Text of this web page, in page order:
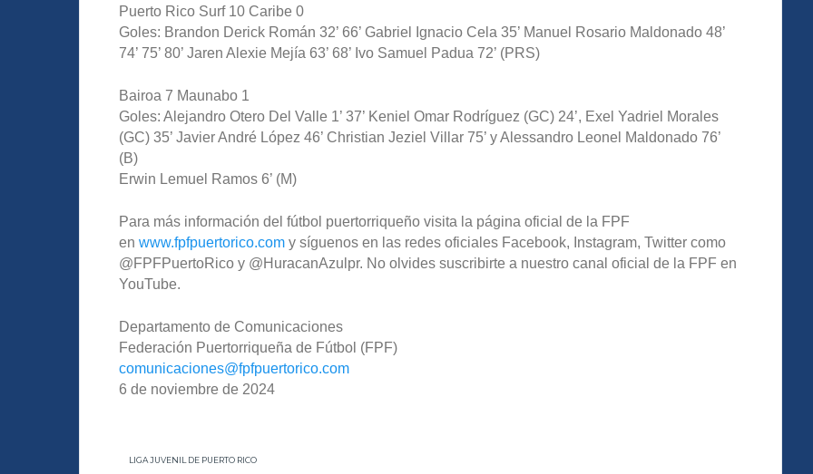
Puerto Rico Surf 10 Caribe 0
Goles: Brandon Derick Román 32’ 66’ Gabriel Ignacio Cela 35’ Manuel Rosario Maldonado 48’
74’ 75’ 80’ Jaren Alexie Mejía 63’ 68’ Ivo Samuel Padua 72’ (PRS)
Bairoa 7 Maunabo 1
Goles: Alejandro Otero Del Valle 1’ 37’ Keniel Omar Rodríguez (GC) 24’, Exel Yadriel Morales
(GC) 35’ Javier André López 46’ Christian Jeziel Villar 75’ y Alessandro Leonel Maldonado 76’
(B)
Erwin Lemuel Ramos 6’ (M)
Para más información del fútbol puertorriqueño visita la página oficial de la FPF
en www.fpfpuertorico.com y síguenos en las redes oficiales Facebook, Instagram, Twitter como
@FPFPuertoRico y @HuracanAzulpr. No olvides suscribirte a nuestro canal oficial de la FPF en
YouTube.
Departamento de Comunicaciones
Federación Puertorriqueña de Fútbol (FPF)
comunicaciones@fpfpuertorico.com
6 de noviembre de 2024
LIGA JUVENIL DE PUERTO RICO